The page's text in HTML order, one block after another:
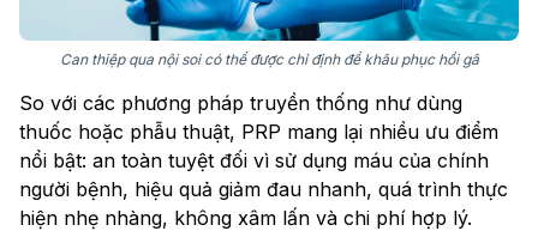
Can thiệp qua nội soi có thể được chỉ định để khâu phục hồi gâ
So với các phương pháp truyền thống như dùng
thuốc hoặc phẫu thuật, PRP mang lại nhiều ưu điểm
nổi bật: an toàn tuyệt đối vì sử dụng máu của chính
người bệnh, hiệu quả giảm đau nhanh, quá trình thực
hiện nhẹ nhàng, không xâm lấn và chi phí hợp lý.